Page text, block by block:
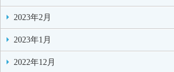
2023年2月
2023年1月
2022年12月